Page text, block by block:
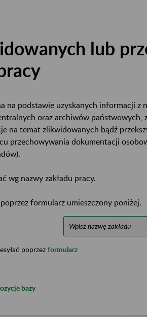
lub
na podstawie uzyskanych informacji z
oraz archiwów państwowych,
na temat zlikwidowanych bądź
przechowywania dokumentacji
wg nazwy zakładu pracy.
formularz umieszczony poniżej.
poprzez formularz
bazy